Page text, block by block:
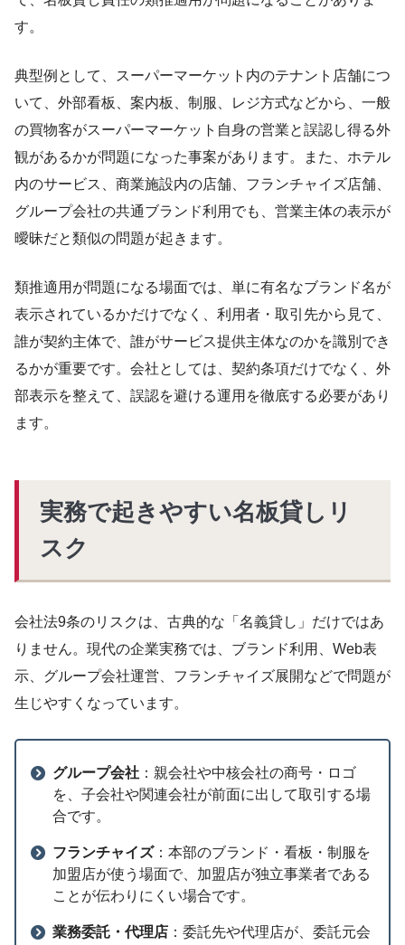
す。
典型例として、スーパーマーケット内のテナント店舗につ
いて、外部看板、案内板、制服、レジ方式などから、一般
の買物客がスーパーマーケット自身の営業と誤認し得る外
観があるかが問題になった事案があります。また、ホテル
内のサービス、商業施設内の店舗、フランチャイズ店舗、
グループ会社の共通ブランド利用でも、営業主体の表示が
曖昧だと類似の問題が起きます。
類推適用が問題になる場面では、単に有名なブランド名が
表示されているかだけでなく、利用者・取引先から見て、
誰が契約主体で、誰がサービス提供主体なのかを識別でき
るかが重要です。会社としては、契約条項だけでなく、外
部表示を整えて、誤認を避ける運用を徹底する必要があり
ます。
実務で起きやすい名板貸しリ
スク
会社法9条のリスクは、古典的な「名義貸し」だけではあ
りません。現代の企業実務では、ブランド利用、Web表
示、グループ会社運営、フランチャイズ展開などで問題が
生じやすくなっています。
グループ会社 ：親会社や中核会社の商号・ロゴ
を、子会社や関連会社が前面に出して取引する場
合です。
フランチャイズ：本部のブランド・看板・制服を
加盟店が使う場面で、加盟店が独立事業者である
ことが伝わりにくい場合です。
業務委託・代理店 ：委託先や代理店が、委託元会